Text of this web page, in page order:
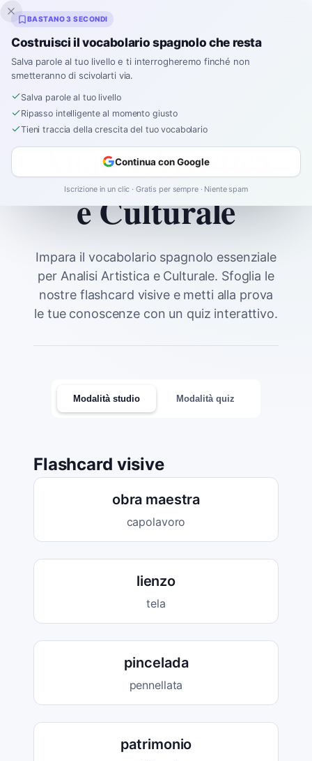
Inklingo
Analisi Artistica e Culturale
Analisi Artistica
e Culturale
Impara il vocabolario spagnolo essenziale
per Analisi Artistica e Culturale. Sfoglia le
nostre flashcard visive e metti alla prova
le tue conoscenze con un quiz interattivo.
Modalità studio Modalità quiz
Flashcard visive
obra maestra
capolavoro
lienzo
tela
pincelada
pennellata
patrimonio
BASTANO 3 SECONDI
Costruisci il vocabolario spagnolo che resta
Salva parole al tuo livello e ti interrogheremo finché non
smetteranno di scivolarti via.
Salva parole al tuo livello
Ripasso intelligente al momento giusto
Tieni traccia della crescita del tuo vocabolario
Continua con Google
Iscrizione in un clic · Gratis per sempre · Niente spam